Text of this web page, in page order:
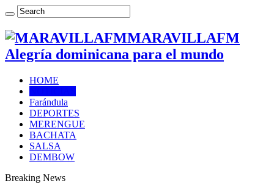
MARAVILLAFM
Alegría dominicana para el mundo
HOME
Farándula
DEPORTES
MERENGUE
BACHATA
SALSA
DEMBOW
Breaking News